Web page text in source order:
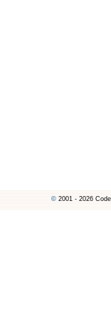
© 2001 - 2026